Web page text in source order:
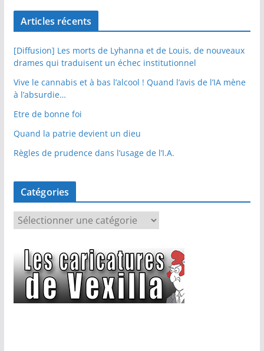
Articles récents
[Diffusion] Les morts de Lyhanna et de Louis, de nouveaux
drames qui traduisent un échec institutionnel
Vive le cannabis et à bas l’alcool ! Quand l’avis de l’IA mène
à l’absurdie…
Etre de bonne foi
Quand la patrie devient un dieu
Règles de prudence dans l’usage de l’I.A.
Catégories
é
g
o
r